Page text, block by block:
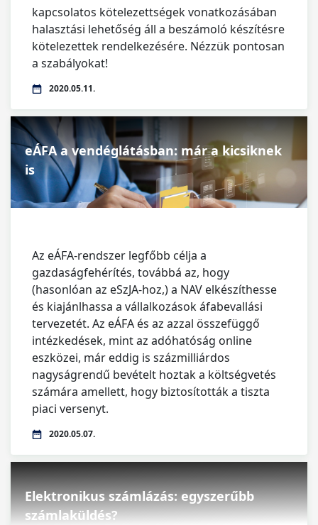
kapcsolatos kötelezettségek vonatkozásában
halasztási lehetőség áll a beszámoló készítésre
kötelezettek rendelkezésére. Nézzük pontosan
a szabályokat!
2020.05.11.
eÁFA a vendéglátásban: már a kicsiknek
is
Az eÁFA-rendszer legfőbb célja a
gazdaságfehérítés, továbbá az, hogy
(hasonlóan az eSzJA-hoz,) a NAV elkészíthesse
és kiajánlhassa a vállalkozások áfabevallási
tervezetét. Az eÁFA és az azzal összefüggő
intézkedések, mint az adóhatóság online
eszközei, már eddig is százmilliárdos
nagyságrendű bevételt hoztak a költségvetés
számára amellett, hogy biztosították a tiszta
piaci versenyt.
2020.05.07.
Elektronikus számlázás: egyszerűbb
számlaküldés?